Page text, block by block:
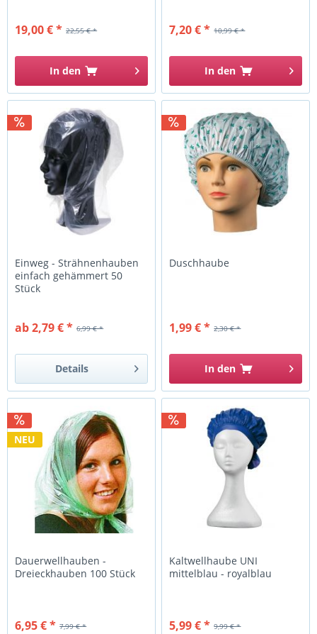
22,55 € *
19,00 € *
In den
10,99 € *
7,20 € *
In den
Einweg - Strähnenhauben
einfach gehämmert 50
Stück
6,99 € *
ab 2,79 € *
Details
Duschhaube
2,30 € *
1,99 € *
In den
NEU
Dauerwellhauben -
Dreieckhauben 100 Stück
7,99 € *
6,95 € *
Kaltwellhaube UNI
mittelblau - royalblau
9,99 € *
5,99 € *